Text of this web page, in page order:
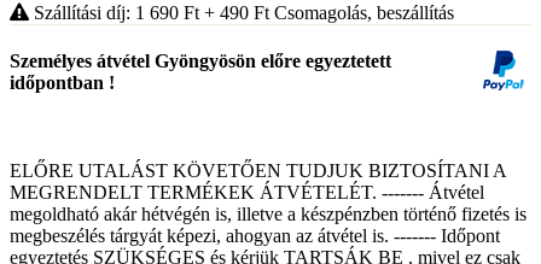
Szállítási díj: 1 690 Ft + 490 Ft Csomagolás, beszállítás
Személyes átvétel Gyöngyösön előre egyeztetett
időpontban !
ELŐRE UTALÁST KÖVETŐEN TUDJUK BIZTOSÍTANI A
MEGRENDELT TERMÉKEK ÁTVÉTELÉT. ------- Átvétel
megoldható akár hétvégén is, illetve a készpénzben történő fizetés is
megbeszélés tárgyát képezi, ahogyan az átvétel is. ------- Időpont
egyeztetés SZÜKSÉGES és kérjük TARTSÁK BE , mivel ez csak